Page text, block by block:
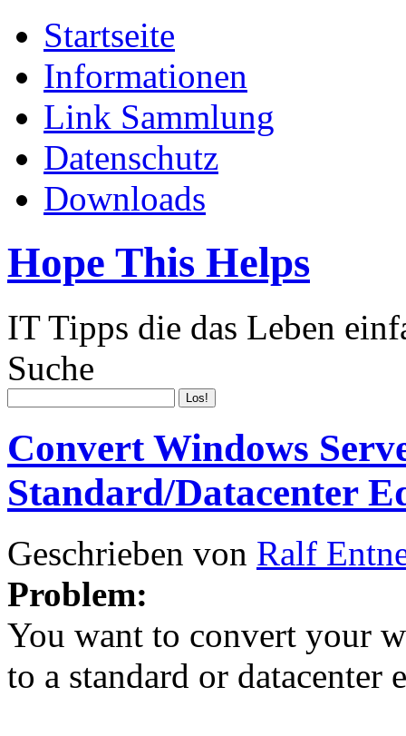
Startseite
Informationen
Link Sammlung
Datenschutz
Downloads
Hope This Helps
IT Tipps die das Leben
Suche
Convert Windows
Standard/Datacenter
Geschrieben von Ralf
Problem:
You want to convert your
to a standard or datacenter